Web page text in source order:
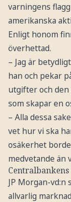
varningens
amerikanska
Enligt honom
överhettad.
– Jag är
han och pekar
utgifter och
som skapar en
– Alla dessa
vet hur vi ska
osäkerhet
medvetande än
JP Morgan-vd:n
allvarlig